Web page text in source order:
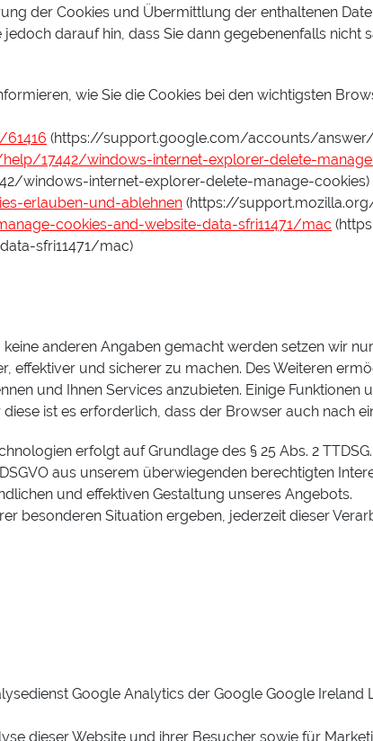
der Cookies und Übermittlung der enthaltenen
darauf hin, dass Sie dann gegebenenfalls nicht
wie Sie die Cookies bei den wichtigsten
(https://support.google.com/accounts/answer/
17442/windows-internet-explorer-delete-
windows-internet-explorer-delete-manage-cookies)
erlauben-und-ablehnen (https://
cookies-and-website-data-sfri11471/mac
sfri11471/mac)
anderen Angaben gemacht werden setzen wir
effektiver und sicherer zu machen. Des Weiteren
und Ihnen Services anzubieten. Einige Funktionen
ist es erforderlich, dass der Browser auch nach
erfolgt auf Grundlage des § 25 Abs. 2
aus unserem überwiegenden berechtigten
und effektiven Gestaltung unseres Angebots.
besonderen Situation ergeben, jederzeit dieser
Google Analytics der Google Google Ireland
dieser Website und ihrer Besucher sowie für